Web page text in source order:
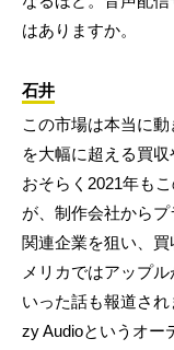
はありますか。
石井
この市場は本当に
を大幅に超える買
おそらく2021年も
が、制作会社から
関連企業を狙い、
メリカではアップ
いった話も報道さ
zy Audioというオー